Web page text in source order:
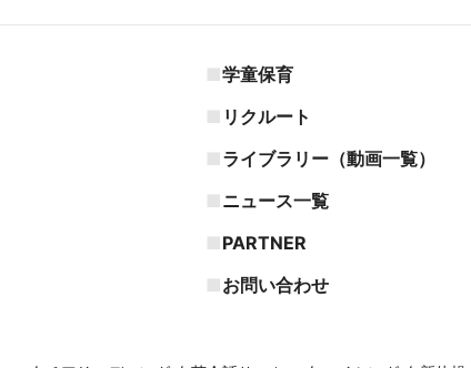
学童保育
リクルート
ライブラリー（動画一覧）
ニュース一覧
PARTNER
お問い合わせ